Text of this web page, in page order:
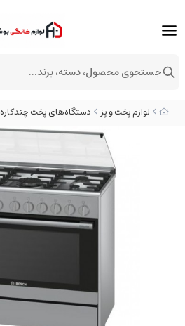
لوازم پخت و پز دستگاه‌های پخت چندکاره
جستجوی محصول، دسته، برند...